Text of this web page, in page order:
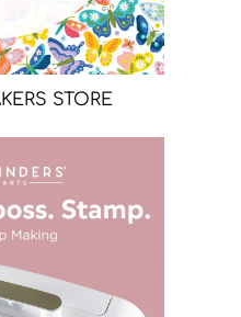
STORE